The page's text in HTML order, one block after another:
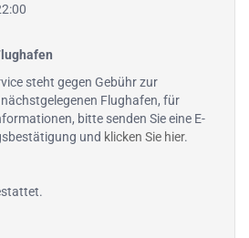
steht gegen Gebühr zur
Flughafen, für
bitte senden Sie eine E-
und klicken Sie hier.